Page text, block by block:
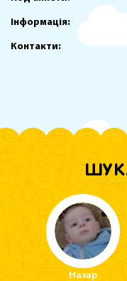
Інформація:
Контакти:
Назар